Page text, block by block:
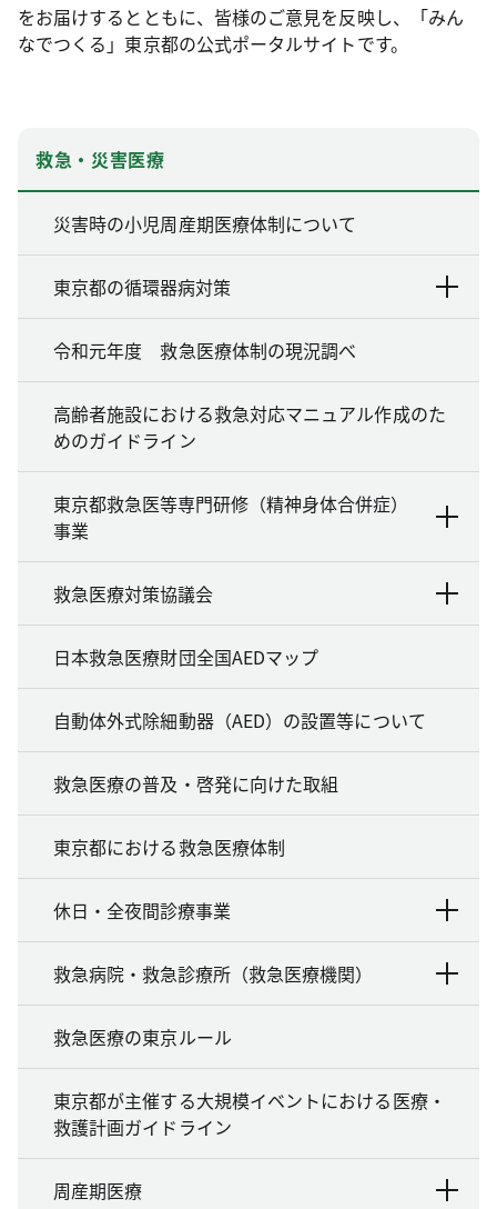
をお届けするとともに、皆様のご意見を反映し、「みん
なでつくる」東京都の公式ポータルサイトです。
救急・災害医療
災害時の小児周産期医療体制について
東京都の循環器病対策
令和元年度 救急医療体制の現況調べ
高齢者施設における救急対応マニュアル作成のた
めのガイドライン
東京都救急医等専門研修（精神身体合併症）
事業
救急医療対策協議会
日本救急医療財団全国AEDマップ
自動体外式除細動器（AED）の設置等について
救急医療の普及・啓発に向けた取組
東京都における救急医療体制
休日・全夜間診療事業
救急病院・救急診療所（救急医療機関）
救急医療の東京ルール
東京都が主催する大規模イベントにおける医療・
救護計画ガイドライン
周産期医療